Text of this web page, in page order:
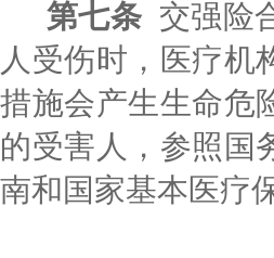
第七条 交强险
人受伤时，医疗机
措施会产生生命危
的受害人，参照国
南和国家基本医疗